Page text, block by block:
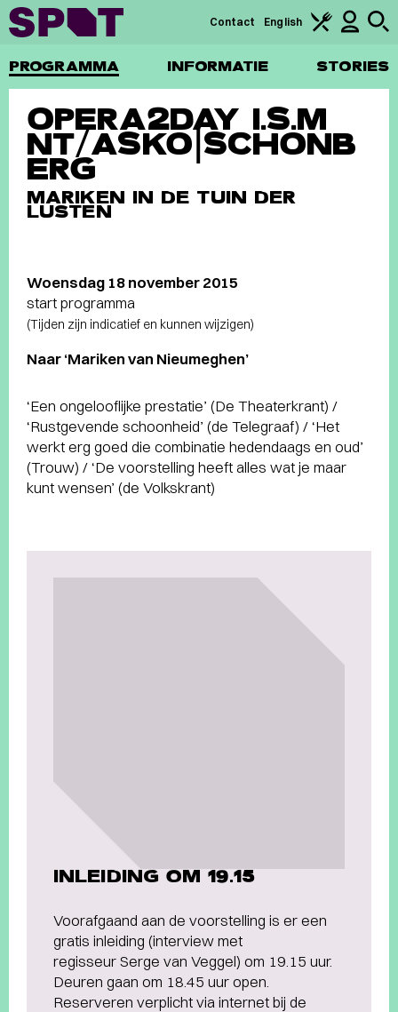
PROGRAMMA INFORMATIE STORIES
Contact English
OPERA2DAY I.S.M
NT/ASKO|SCHONB
ERG
MARIKEN IN DE TUIN DER
LUSTEN
Woensdag 18 november 2015
start programma
(Tijden zijn indicatief en kunnen wijzigen)
Naar ‘Mariken van Nieumeghen’
‘Een ongelooflijke prestatie’ (De Theaterkrant) /
‘Rustgevende schoonheid’ (de Telegraaf) / ‘Het
werkt erg goed die combinatie hedendaags en oud’
(Trouw) / ‘De voorstelling heeft alles wat je maar
kunt wensen’ (de Volkskrant)
INLEIDING OM 19.15
Voorafgaand aan de voorstelling is er een
gratis inleiding (interview met
regisseur Serge van Veggel) om 19.15 uur.
Deuren gaan om 18.45 uur open.
Reserveren verplicht via internet bij de